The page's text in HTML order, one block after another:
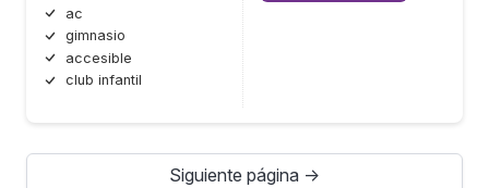
ac
gimnasio
accesible
club infantil
Siguiente página →